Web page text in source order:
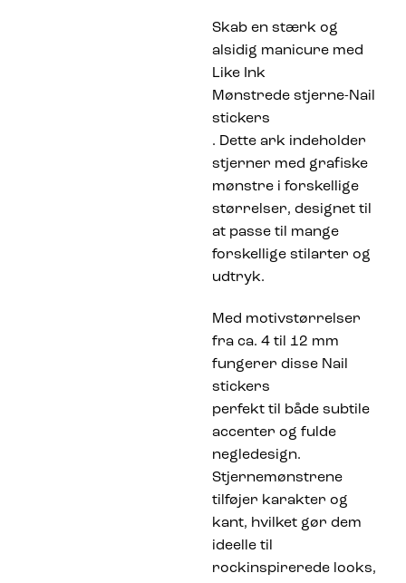
Skab en stærk og
alsidig manicure med
Like Ink
Mønstrede stjerne-Nail
stickers
. Dette ark indeholder
stjerner med grafiske
mønstre i forskellige
størrelser, designet til
at passe til mange
forskellige stilarter og
udtryk.
Med motivstørrelser
fra ca. 4 til 12 mm
fungerer disse Nail
stickers
perfekt til både subtile
accenter og fulde
negledesign.
Stjernemønstrene
tilføjer karakter og
kant, hvilket gør dem
ideelle til
rockinspirerede looks,